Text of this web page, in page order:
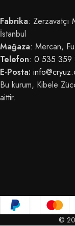
Fabrika:
İstanbul
Mağaza: Mercan,
Telefon: 0 535 359
E-Posta:
Bu kurum, Kibele
aittir.
©